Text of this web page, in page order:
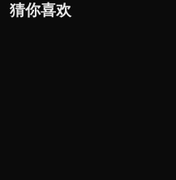
猜你喜欢